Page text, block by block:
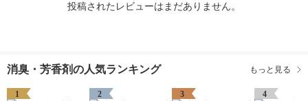
投稿されたレビューはまだありません。
消臭・芳香剤の人気ランキング もっと見る
1 2 3 4